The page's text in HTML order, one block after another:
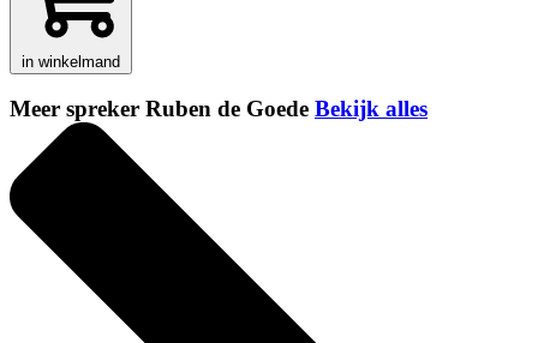
in winkelmand
Meer spreker Ruben de Goede Bekijk alles